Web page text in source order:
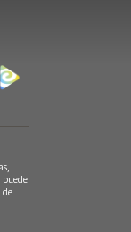
puede
de